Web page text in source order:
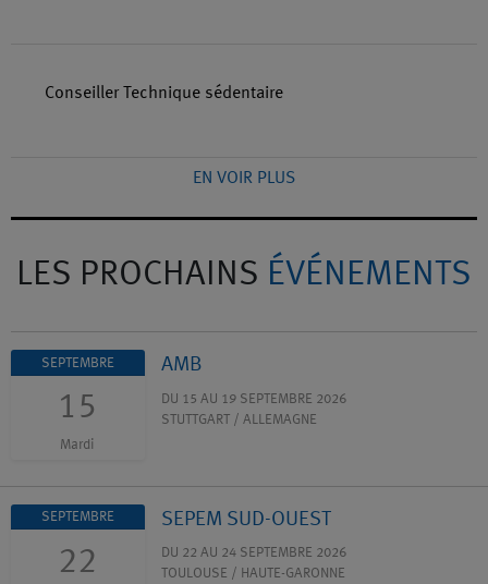
Conseiller Technique sédentaire
EN VOIR PLUS
LES PROCHAINS ÉVÉNEMENTS
SEPTEMBRE
15
Mardi
AMB
DU 15 AU 19 SEPTEMBRE 2026
STUTTGART / ALLEMAGNE
SEPTEMBRE
22
SEPEM SUD-OUEST
DU 22 AU 24 SEPTEMBRE 2026
TOULOUSE / HAUTE-GARONNE